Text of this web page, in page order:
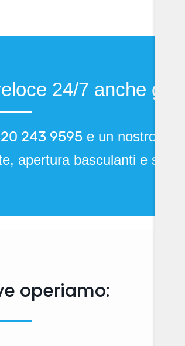
24/7 anche
243 9595 e un nostro
apertura basculanti e
operiamo: